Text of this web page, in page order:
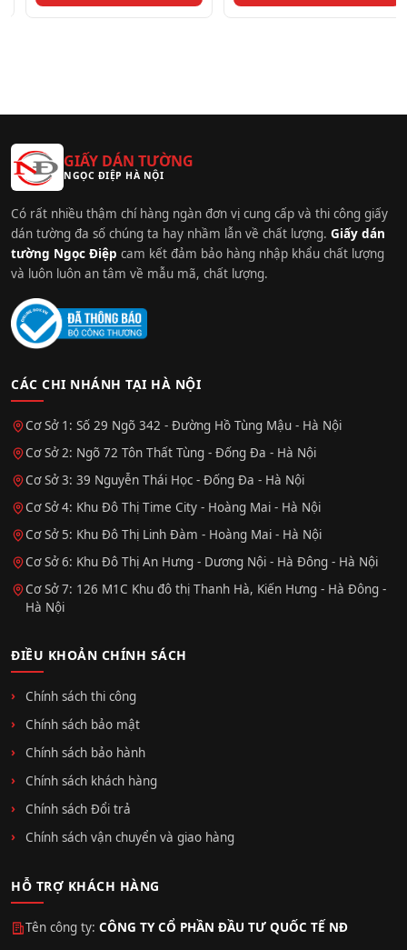
GIẤY DÁN TƯỜNG
NGỌC ĐIỆP HÀ NỘI
Có rất nhiều thậm chí hàng ngàn đơn vị cung cấp và thi công giấy
dán tường đa số chúng ta hay nhầm lẫn về chất lượng. Giấy dán
tường Ngọc Điệp cam kết đảm bảo hàng nhập khẩu chất lượng
và luôn luôn an tâm về mẫu mã, chất lượng.
CÁC CHI NHÁNH TẠI HÀ NỘI
Cơ Sở 1: Số 29 Ngõ 342 - Đường Hồ Tùng Mậu - Hà Nội
Cơ Sở 2: Ngõ 72 Tôn Thất Tùng - Đống Đa - Hà Nội
Cơ Sở 3: 39 Nguyễn Thái Học - Đống Đa - Hà Nội
Cơ Sở 4: Khu Đô Thị Time City - Hoàng Mai - Hà Nội
Cơ Sở 5: Khu Đô Thị Linh Đàm - Hoàng Mai - Hà Nội
Cơ Sở 6: Khu Đô Thị An Hưng - Dương Nội - Hà Đông - Hà Nội
Cơ Sở 7: 126 M1C Khu đô thị Thanh Hà, Kiến Hưng - Hà Đông -
Hà Nội
ĐIỀU KHOẢN CHÍNH SÁCH
Chính sách thi công
Chính sách bảo mật
Chính sách bảo hành
Chính sách khách hàng
Chính sách Đổi trả
Chính sách vận chuyển và giao hàng
HỖ TRỢ KHÁCH HÀNG
Tên công ty: CÔNG TY CỔ PHẦN ĐẦU TƯ QUỐC TẾ NĐ